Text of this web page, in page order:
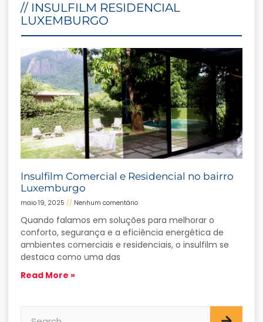
// INSULFILM RESIDENCIAL
LUXEMBURGO
Insulfilm Comercial e Residencial no bairro
Luxemburgo
maio 19, 2025 Nenhum comentário
Quando falamos em soluções para melhorar o
conforto, segurança e a eficiência energética de
ambientes comerciais e residenciais, o insulfilm se
destaca como uma das
Read More »